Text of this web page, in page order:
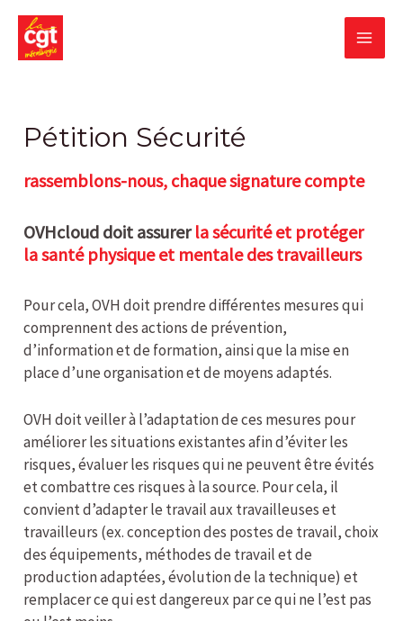
content
Pétition Sécurité
rassemblons-nous, chaque signature compte
OVHcloud doit assurerla sécurité et protéger
la santé physique et mentale des travailleurs
Pour cela, OVH doit prendre différentes mesures qui
comprennent des actions de prévention,
d’information et de formation, ainsi que la mise en
place d’une organisation et de moyens adaptés.
OVH doit veiller à l’adaptation de ces mesures pour
améliorer les situations existantes afin d’éviter les
risques, évaluer les risques qui ne peuvent être évités
et combattre ces risques à la source. Pour cela, il
convient d’adapter le travail aux travailleuses et
travailleurs (ex. conception des postes de travail, choix
des équipements, méthodes de travail et de
production adaptées, évolution de la technique) et
remplacer ce qui est dangereux par ce qui ne l’est pas